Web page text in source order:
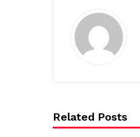
Related Posts